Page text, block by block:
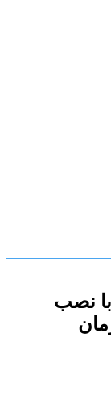
نصب